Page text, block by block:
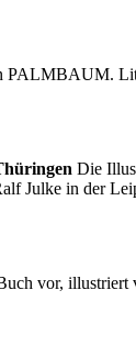
PALMBAUM.
Die
Julke in der
vor, illustriert